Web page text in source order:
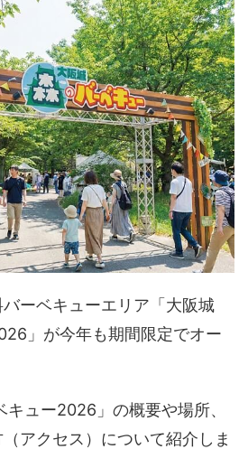
ーベキューエリア「大阪城
」が今年も期間限定でオー
キュー2026」の概要や場所、
アクセス）について紹介しま